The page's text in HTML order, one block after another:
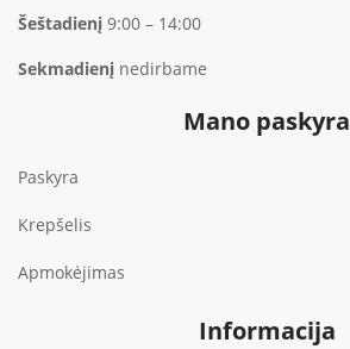
Šeštadienį 9:00 – 14:00
Sekmadienį nedirbame
Mano paskyra
Paskyra
Krepšelis
Apmokėjimas
Informacija